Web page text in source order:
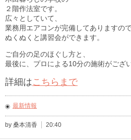
２階作法室です。
広々としていて、
業務用エアコンが完備してありますの
ぬくぬくと講習会ができます。
ご自分の足のほぐし方と、
最後に、プロによる10分の施術がござ
詳細はこちらまで
最新情報
by 桑本清香 20:40